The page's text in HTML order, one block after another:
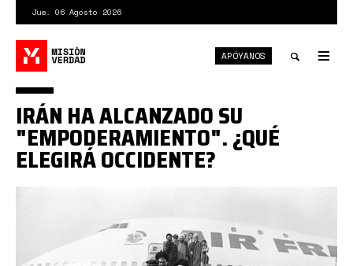
contenido
principal
Jue. 06 Agosto 2026
APÓYANOS
jamenei.png
IRÁN HA ALCANZADO SU
"EMPODERAMIENTO". ¿QUÉ
ELEGIRÁ OCCIDENTE?